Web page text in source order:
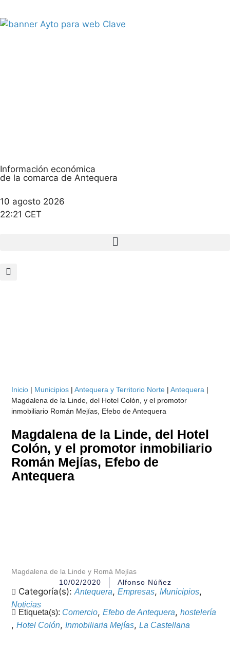
Información económica
de la comarca de Antequera
10 agosto 2026
22:21 CET
Inicio | Municipios |Antequera y Territorio Norte |Antequera |
Magdalena de la Linde, del Hotel Colón, y el promotor
inmobiliario Román Mejías, Efebo de Antequera
Magdalena de la Linde, del Hotel
Colón, y el promotor inmobiliario
Román Mejías, Efebo de
Antequera
Magdalena de la Linde y Romá Mejías
10/02/2020
Alfonso Núñez
Categoría(s):Antequera, Empresas, Municipios,
Noticias
Etiqueta(s): Comercio, Efebo de Antequera, hostelería
, Hotel Colón, Inmobiliaria Mejías, La Castellana